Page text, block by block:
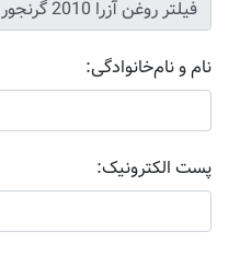
نام و نام‌خانوادگی:
پست الکترونیک: